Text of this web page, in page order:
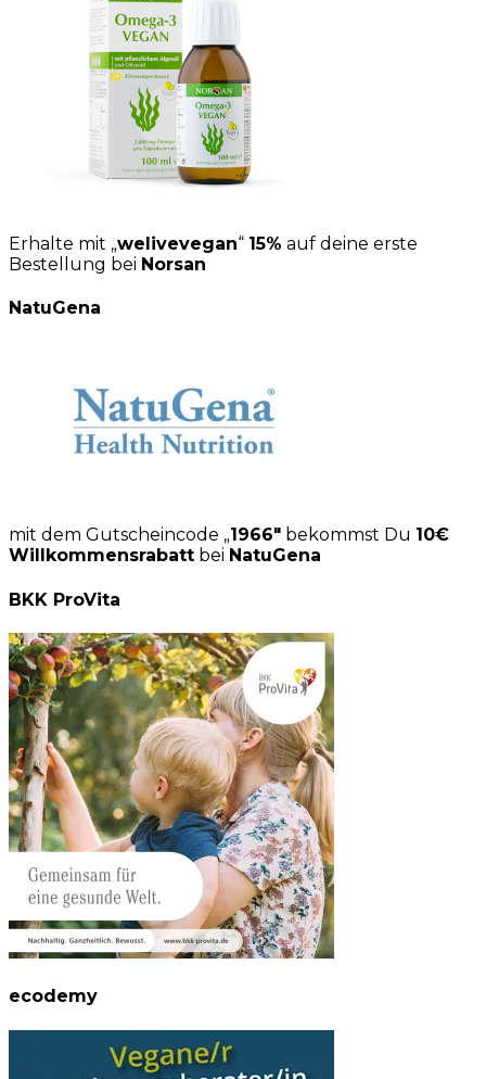
Erhalte mit „welivevegan“ 15% auf deine erste
Bestellung bei Norsan
NatuGena
mit dem Gutscheincode „1966″ bekommst Du 10€
Willkommensrabatt bei NatuGena
BKK ProVita
ecodemy